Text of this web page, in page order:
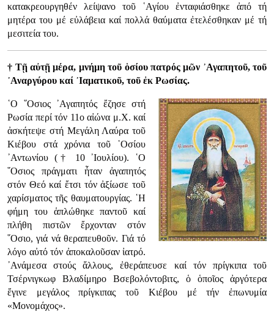
κατακρεουργηθέν λείψανο τοῦ ῾Αγίου ἐνταφιάσθηκε ἀπό τή
μητέρα του μέ εὐλάβεια καί πολλά θαύματα ἐτελέσθηκαν μέ τή
μεσιτεία του.
† Τῇ αὐτῇ μέρα, μνήμη τοῦ ὁσίου πατρός μῶν ᾿Αγαπητοῦ, τοῦ
᾿Αναργύρου καί ᾿Ιαματικοῦ, τοῦ ἐκ Ρωσίας.
῾Ο ῞Οσιος ᾿Αγαπητός ἔζησε στή
Ρωσία περί τόν 11ο αἰώνα μ.Χ. καί
ἀσκήτεψε στή Μεγάλη Λαύρα τοῦ
Κιέβου στά χρόνια τοῦ ῾Οσίου
᾿Αντωνίου († 10 ᾿Ιουλίου). ῾Ο
῞Οσιος πράγματι ἦταν ἀγαπητός
στόν Θεό καί ἔτσι τόν ἀξίωσε τοῦ
χαρίσματος τῆς θαυματουργίας. ῾Η
φήμη του ἁπλώθηκε παντοῦ καί
πλήθη πιστῶν ἔρχονταν στόν
῞Οσιο, γιά νά θεραπευθοῦν. Γιά τό
λόγο αὐτό τόν ἀποκαλοῦσαν ἰατρό.
᾿Ανάμεσα στούς ἄλλους, ἐθεράπευσε καί τόν πρίγκιπα τοῦ
Τσέρνιγκωφ Βλαδίμηρο Βσεβολόντοβιτς, ὁ ὁποῖος ἀργότερα
ἔγινε μεγάλος πρίγκιπας τοῦ Κιέβου μέ τήν ἐπωνυμία
«Μονομάχος».